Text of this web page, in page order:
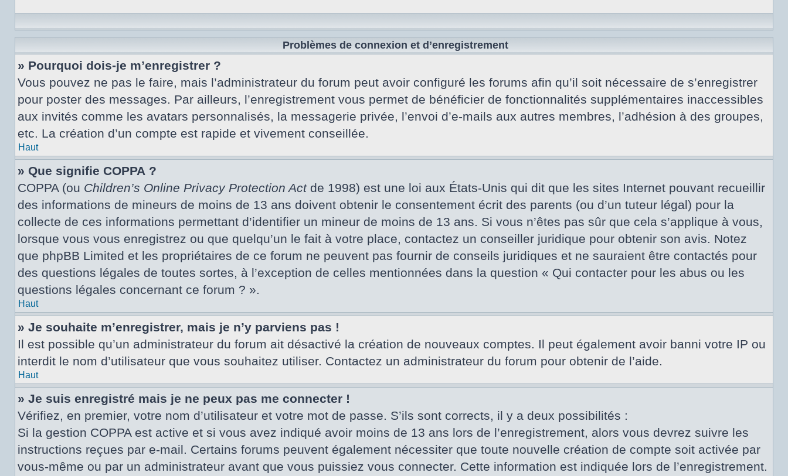
Problèmes de connexion et d’enregistrement
» Pourquoi dois-je m’enregistrer ?
Vous pouvez ne pas le faire, mais l’administrateur du forum peut avoir configuré les forums afin qu’il soit nécessaire de s’enregistrer
pour poster des messages. Par ailleurs, l’enregistrement vous permet de bénéficier de fonctionnalités supplémentaires inaccessibles
aux invités comme les avatars personnalisés, la messagerie privée, l’envoi d’e-mails aux autres membres, l’adhésion à des groupes,
etc. La création d’un compte est rapide et vivement conseillée.
Haut
» Que signifie COPPA ?
COPPA (ou Children’s Online Privacy Protection Actde 1998) est une loi aux États-Unis qui dit que les sites Internet pouvant recueillir
des informations de mineurs de moins de 13 ans doivent obtenir le consentement écrit des parents (ou d’un tuteur légal) pour la
collecte de ces informations permettant d’identifier un mineur de moins de 13 ans. Si vous n’êtes pas sûr que cela s’applique à vous,
lorsque vous vous enregistrez ou que quelqu’un le fait à votre place, contactez un conseiller juridique pour obtenir son avis. Notez
que phpBB Limited et les propriétaires de ce forum ne peuvent pas fournir de conseils juridiques et ne sauraient être contactés pour
des questions légales de toutes sortes, à l’exception de celles mentionnées dans la question « Qui contacter pour les abus ou les
questions légales concernant ce forum ? ».
Haut
» Je souhaite m’enregistrer, mais je n’y parviens pas !
Il est possible qu’un administrateur du forum ait désactivé la création de nouveaux comptes. Il peut également avoir banni votre IP ou
interdit le nom d’utilisateur que vous souhaitez utiliser. Contactez un administrateur du forum pour obtenir de l’aide.
Haut
» Je suis enregistré mais je ne peux pas me connecter !
Vérifiez, en premier, votre nom d’utilisateur et votre mot de passe. S’ils sont corrects, il y a deux possibilités :
Si la gestion COPPA est active et si vous avez indiqué avoir moins de 13 ans lors de l’enregistrement, alors vous devrez suivre les
instructions reçues par e-mail. Certains forums peuvent également nécessiter que toute nouvelle création de compte soit activée par
vous-même ou par un administrateur avant que vous puissiez vous connecter. Cette information est indiquée lors de l’enregistrement.